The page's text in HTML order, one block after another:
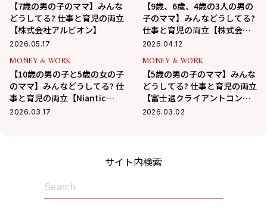
【7歳の男の子のママ】みんな
どうしてる? 仕事と育児の両立
【株式会社アルビオン】
2026.05.17
【9歳、6歳、4歳の3人の男の
子のママ】みんなどうしてる?
仕事と育児の両立【株式会社
ADWAYS DEEE】
2026.04.12
MONEY & WORK
【10歳の男の子と5歳の女の子
のママ】みんなどうしてる? 仕
事と育児の両立【Niantic
Japan Inc.】
2026.03.17
MONEY & WORK
【5歳の男の子のママ】みんな
どうしてる? 仕事と育児の両立
【富士通クライアントコンピ
ューティング株式会社】
2026.03.02
サイト内検索